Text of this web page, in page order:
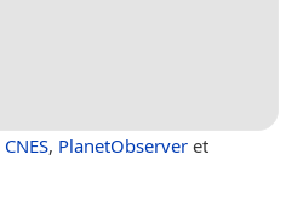
CNES, PlanetObserver et